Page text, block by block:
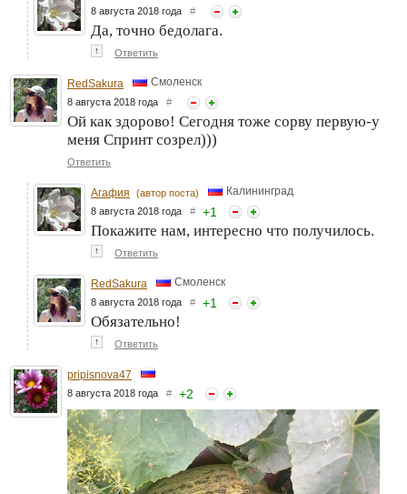
8 августа 2018 года #
Да, точно бедолага.
↑ Ответить
RedSakura Смоленск
8 августа 2018 года #
Ой как здорово! Сегодня тоже сорву первую-у
меня Спринт созрел)))
Ответить
Агафия (автор поста) Калининград
8 августа 2018 года # +1
Покажите нам, интересно что получилось.
↑ Ответить
RedSakura Смоленск
8 августа 2018 года # +1
Обязательно!
↑ Ответить
pripisnova47
8 августа 2018 года # +2